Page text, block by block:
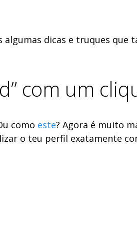
algumas dicas e truques que
com um
como este? Agora é muito
o teu perfil exatamente